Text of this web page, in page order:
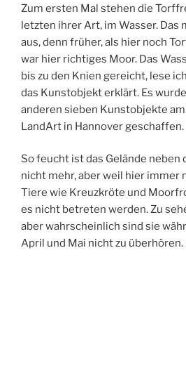
Zum ersten Mal stehen die
letzten ihrer Art, im Wasser. Das
aus, denn früher, als hier noch
war hier richtiges Moor. Das
bis zu den Knien gereicht, lese
das Kunstobjekt erklärt. Es
anderen sieben Kunstobjekte
LandArt in Hannover geschaffen.
So feucht ist das Gelände neben
nicht mehr, aber weil hier immer
Tiere wie Kreuzkröte und
es nicht betreten werden. Zu
aber wahrscheinlich sind sie
April und Mai nicht zu überhören.